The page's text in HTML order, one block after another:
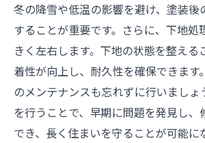
冬の降雪や低温の影響を避け、塗装後
することが重要です。さらに、下地処
きく左右します。下地の状態を整える
着性が向上し、耐久性を確保できます
のメンテナンスも忘れずに行いましょ
を行うことで、早期に問題を発見し、
でき、長く住まいを守ることが可能に